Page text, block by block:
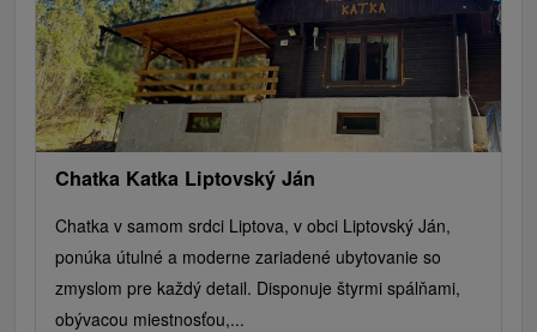
Chatka Katka Liptovský Ján
Chatka v samom srdci Liptova, v obci Liptovský Ján,
ponúka útulné a moderne zariadené ubytovanie so
zmyslom pre každý detail. Disponuje štyrmi spálňami,
obývacou miestnosťou,...